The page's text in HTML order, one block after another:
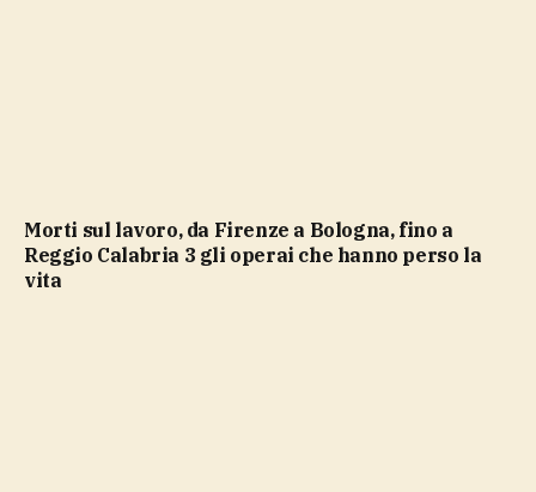
Morti sul lavoro, da Firenze a Bologna, fino a
Reggio Calabria 3 gli operai che hanno perso la
vita